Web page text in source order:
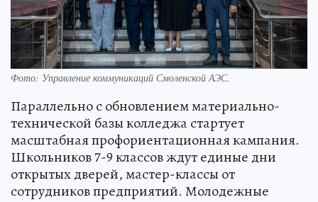
Фото: Управление коммуникаций Смоленской АЭС.
Параллельно с обновлением материально-
технической базы колледжа стартует
масштабная профориентационная кампания.
Школьников 7-9 классов ждут единые дни
открытых дверей, мастер-классы от
сотрудников предприятий. Молодежные